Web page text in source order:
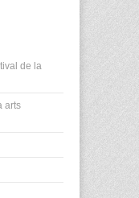
de la
arts